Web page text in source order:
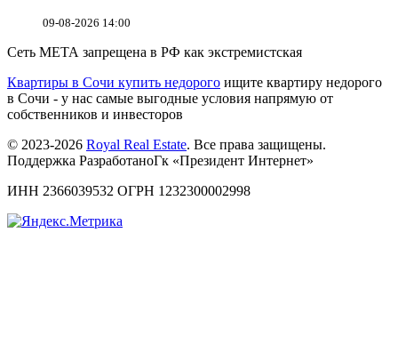
09-08-2026 14:00
Сеть МЕТА запрещена в РФ как экстремистская
Квартиры в Сочи купить недорого ищите квартиру недорого
в Сочи - у нас самые выгодные условия напрямую от
собственников и инвесторов
© 2023-2026 Royal Real Estate. Все права защищены.
Поддержка РазработаноГк «Президент Интернет»
ИНН 2366039532 ОГРН 1232300002998